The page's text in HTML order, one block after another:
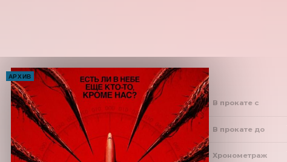
АРХИВ
В прокате с
В прокате до
Хронометраж